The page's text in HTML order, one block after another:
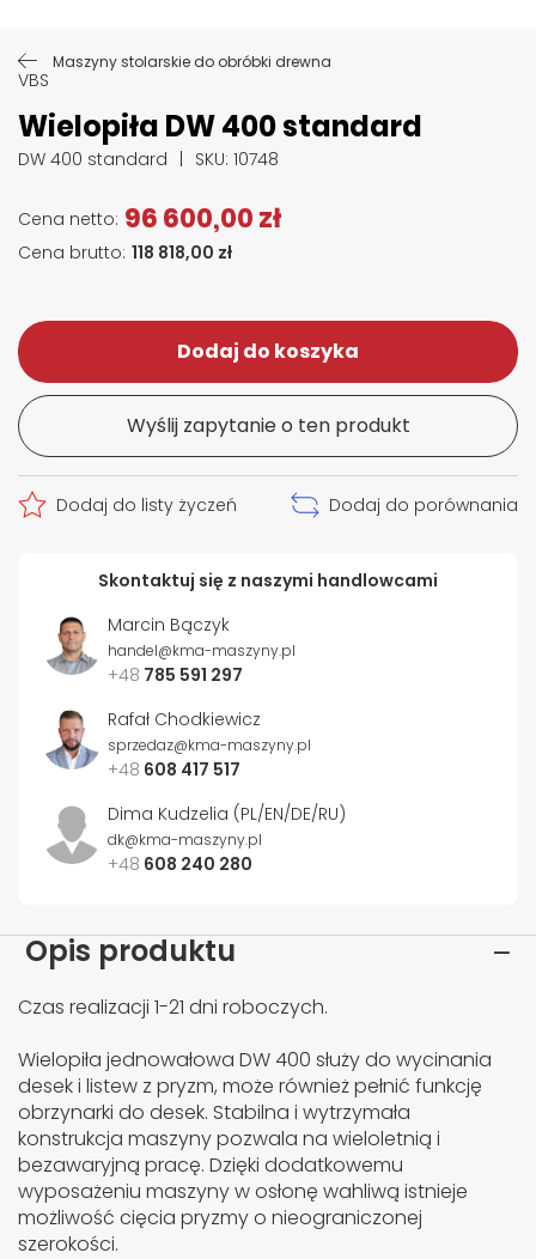
Opis produktu
Czas realizacji 1-21 dni roboczych.
Wielopiła jednowałowa DW 400 służy do wycinania
desek i listew z pryzm, może również pełnić funkcję
obrzynarki do desek. Stabilna i wytrzymała
konstrukcja maszyny pozwala na wieloletnią i
bezawaryjną pracę. Dzięki dodatkowemu
wyposażeniu maszyny w osłonę wahliwą istnieje
możliwość cięcia pryzmy o nieograniczonej
szerokości.
DW 400 standard SKU: 10748
Maszyny stolarskie do obróbki drewna
Wielopiła DW 400 standard
118 818,00 zł
96 600,00 zł
VBS
Dodaj do koszyka
Wyślij zapytanie o ten produkt
Dodaj do listy życzeń Dodaj do porównania
Skontaktuj się z naszymi handlowcami
Marcin Bączyk
handel@kma-maszyny.pl
+48 785 591 297
Rafał Chodkiewicz
sprzedaz@kma-maszyny.pl
+48 608 417 517
Dima Kudzelia (PL/EN/DE/RU)
dk@kma-maszyny.pl
+48 608 240 280